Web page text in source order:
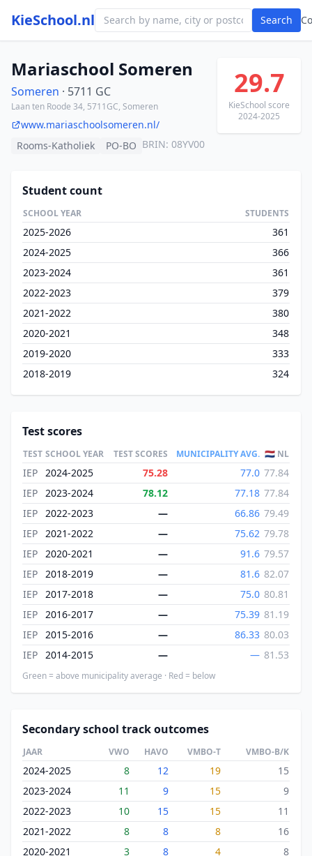
KieSchool.nl Search
Mariaschool Someren
Someren · 5711 GC
Laan ten Roode 34, 5711GC, Someren
www.mariaschoolsomeren.nl/
Rooms-Katholiek
PO-BO BRIN: 08YV00
29.7
KieSchool score
2024-2025
Student count
SCHOOL YEAR STUDENTS
2025-2026
361
2024-2025
366
2023-2024
361
2022-2023
379
2021-2022
380
2020-2021
348
2019-2020
333
2018-2019
324
Test scores
TEST SCHOOL YEAR TEST SCORES MUNICIPALITY AVG. 🇳🇱 NL
IEP 2024-2025 75.28 77.0 77.84
IEP 2023-2024 78.12 77.18 77.84
IEP 2022-2023 — 66.86 79.49
IEP 2021-2022 — 75.62 79.78
IEP 2020-2021 — 91.6 79.57
IEP 2018-2019 — 81.6 82.07
IEP 2017-2018 — 75.0 80.81
IEP 2016-2017 — 75.39 81.19
IEP 2015-2016 — 86.33 80.03
IEP 2014-2015 — — 81.53
Green = above municipality average · Red = below
Secondary school track outcomes
JAAR VWO HAVO VMBO-T VMBO-B/K
2024-2025 8 12 19
15
2023-2024
11 9 15
9
2022-2023
10 15 15
11
2021-2022
8 8 8
16
2020-2021
3 8 4
8